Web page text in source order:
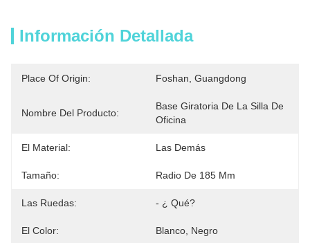
Información Detallada
Place Of Origin: Foshan, Guangdong
Nombre Del Producto:
Base Giratoria De La Silla De
Oficina
El Material: Las Demás
Tamaño: Radio De 185 Mm
Las Ruedas: - ¿ Qué?
El Color: Blanco, Negro